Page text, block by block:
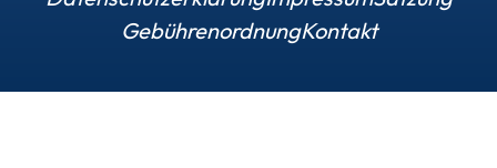
GebührenordnungKontakt